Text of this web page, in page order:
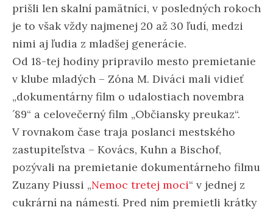
prišli len skalní pamätníci, v posledných rokoch
je to však vždy najmenej 20 až 30 ľudí, medzi
nimi aj ľudia z mladšej generácie.
Od 18-tej hodiny pripravilo mesto premietanie
v klube mladých – Zóna M. Diváci mali vidieť
„dokumentárny film o udalostiach novembra
´89“ a celovečerný film „Občiansky preukaz“.
V rovnakom čase traja poslanci mestského
zastupiteľstva – Kovács, Kuhn a Bischof,
pozývali na premietanie dokumentárneho filmu
Zuzany Piussi „Nemoc tretej moci“ v jednej z
cukrární na námestí. Pred ním premietli krátky